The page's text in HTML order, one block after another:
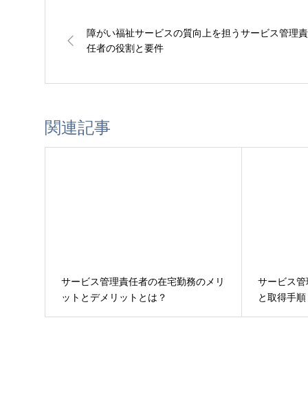
障がい福祉サービスの質向上を担うサービス管理責
任者の役割と要件
関連記事
サービス管理責任者の在宅勤務のメリ
ットとデメリットとは？
サービス
と取得手順